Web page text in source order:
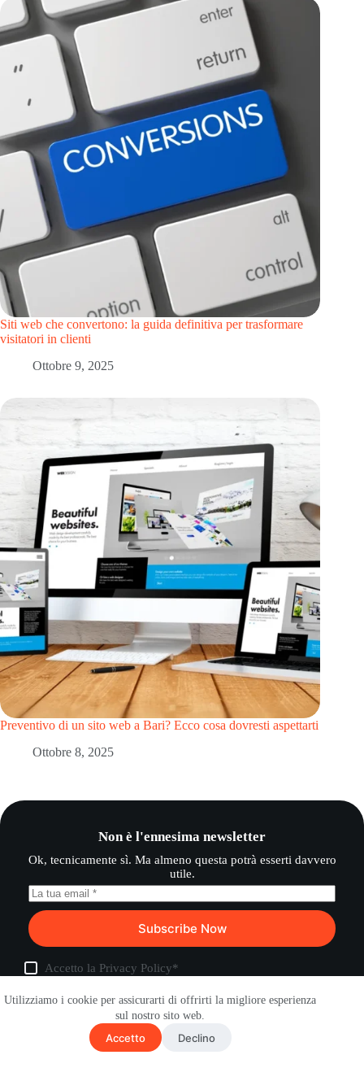
Utilizziamo i cookie per assicurarti di offrirti la migliore esperienza
sul nostro sito web.
Accetto Declino
Siti web che convertono: la guida definitiva per trasformare
visitatori in clienti
Ottobre 9, 2025
Preventivo di un sito web a Bari? Ecco cosa dovresti aspettarti
Ottobre 8, 2025
Non è l'ennesima newsletter
Ok, tecnicamente sì. Ma almeno questa potrà esserti davvero
utile.
Subscribe Now
Accetto la Privacy Policy*
Soluzioni SEO
Consulenza SEO
Link Building